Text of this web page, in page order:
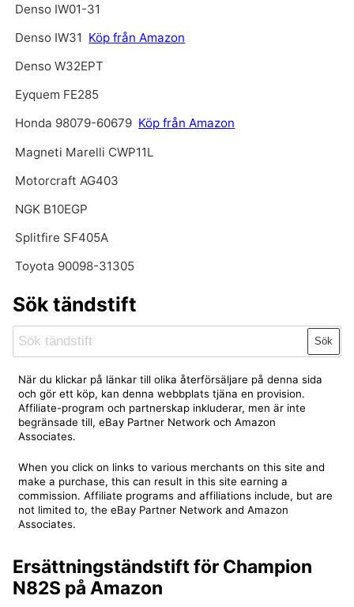
Denso IW01-31
Denso IW31 Köp från Amazon
Denso W32EPT
Eyquem FE285
Honda 98079-60679 Köp från Amazon
Magneti Marelli CWP11L
Motorcraft AG403
NGK B10EGP
Splitfire SF405A
Toyota 90098-31305
Sök tändstift
Sök
När du klickar på länkar till olika återförsäljare på denna sida
och gör ett köp, kan denna webbplats tjäna en provision.
Affiliate-program och partnerskap inkluderar, men är inte
begränsade till, eBay Partner Network och Amazon
Associates.
When you click on links to various merchants on this site and
make a purchase, this can result in this site earning a
commission. Affiliate programs and affiliations include, but are
not limited to, the eBay Partner Network and Amazon
Associates.
Ersättningständstift för Champion
N82S på Amazon